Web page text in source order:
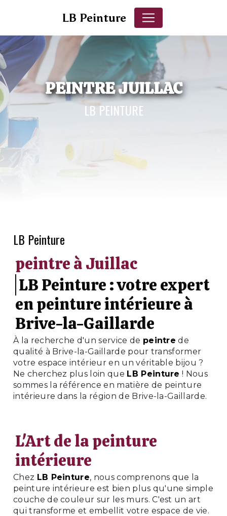
LB Peinture
PEINTRE JUILLAC
LB PEINTURE
LB Peinture
peintre à Juillac
LB Peinture : votre expert
en peinture intérieure à
Brive-la-Gaillarde
À la recherche d'un service de peintre de
qualité à Brive-la-Gaillarde pour transformer
votre espace intérieur en un véritable bijou ?
Ne cherchez plus loin que LB Peinture ! Nous
sommes la référence en matière de peinture
intérieure dans la région de Brive-la-Gaillarde.
L'Art de la peinture
intérieure
Chez LB Peinture, nous comprenons que la
peinture intérieure est bien plus qu'une simple
couche de couleur sur les murs. C'est un art
qui transforme et embellit votre espace de vie.